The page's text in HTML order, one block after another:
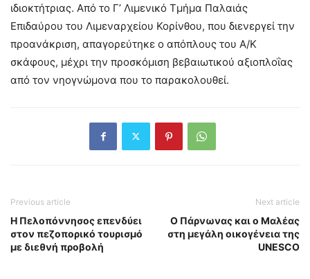
ιδιοκτήτριας. Από το Γ’ Λιμενικό Τμήμα Παλαιάς
Επιδαύρου του Λιμεναρχείου Κορίνθου, που διενεργεί την
προανάκριση, απαγορεύτηκε ο απόπλους του Α/Κ
σκάφους, μέχρι την προσκόμιση βεβαιωτικού αξιοπλοΐας
από τον νηογνώμονα που το παρακολουθεί.
Previous article
Η Πελοπόννησος επενδύει
στον πεζοπορικό τουρισμό
με διεθνή προβολή
Next article
Ο Πάρνωνας και ο Μαλέας
στη μεγάλη οικογένεια της
UNESCO